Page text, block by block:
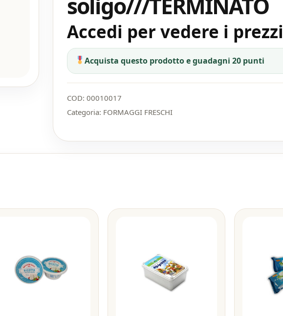
soligo///TERMINATO
Accedi per vedere i prezzi
Acquista questo prodotto e guadagni 20 punti
COD: 00010017
Categoria: FORMAGGI FRESCHI